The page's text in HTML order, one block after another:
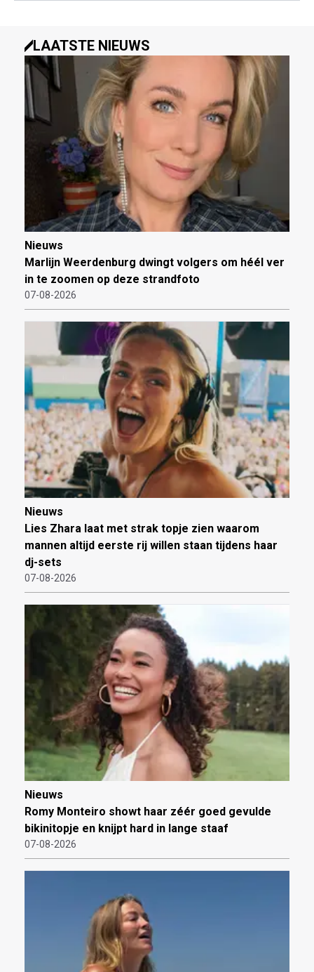
LAATSTE NIEUWS
Nieuws
Marlijn Weerdenburg dwingt volgers om héél ver
in te zoomen op deze strandfoto
07-08-2026
Nieuws
Lies Zhara laat met strak topje zien waarom
mannen altijd eerste rij willen staan tijdens haar
dj-sets
07-08-2026
Nieuws
Romy Monteiro showt haar zéér goed gevulde
bikinitopje en knijpt hard in lange staaf
07-08-2026